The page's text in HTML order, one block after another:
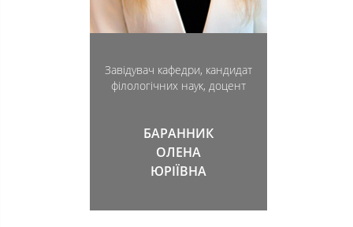
Завідувач кафедри, кандидат
філологічних наук, доцент
БАРАННИК
ОЛЕНА
ЮРІЇВНА